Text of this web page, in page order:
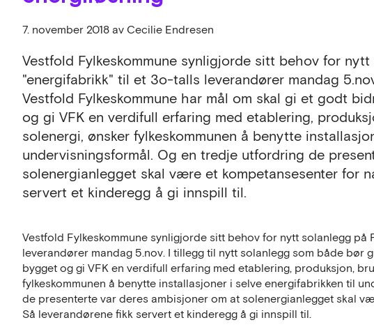
7. november 2018 av Cecilie Endresen
Vestfold Fylkeskommune synligjorde sitt behov for
"energifabrikk" til et 3o-talls leverandører mandag
Vestfold Fylkeskommune har mål om skal gi et godt
og gi VFK en verdifull erfaring med etablering,
solenergi, ønsker fylkeskommunen å benytte
undervisningsformål. Og en tredje utfordring de
solenergianlegget skal være et kompetansesenter for
servert et kinderegg å gi innspill til.
Vestfold Fylkeskommune synligjorde sitt behov for nytt solanlegg
leverandører mandag 5.nov. I tillegg til nytt solanlegg som både bør
bygget og gi VFK en verdifull erfaring med etablering, produksjon,
fylkeskommunen å benytte installasjoner i selve energifabrikken til
de presenterte var deres ambisjoner om at solenergianlegget skal
Så leverandørene fikk servert et kinderegg å gi innspill til.